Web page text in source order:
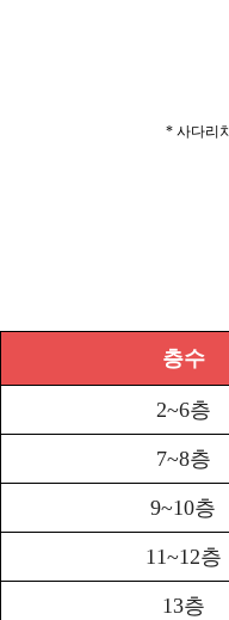
* 사다리
층수
2~6층
7~8층
9~10층
11~12층
13층